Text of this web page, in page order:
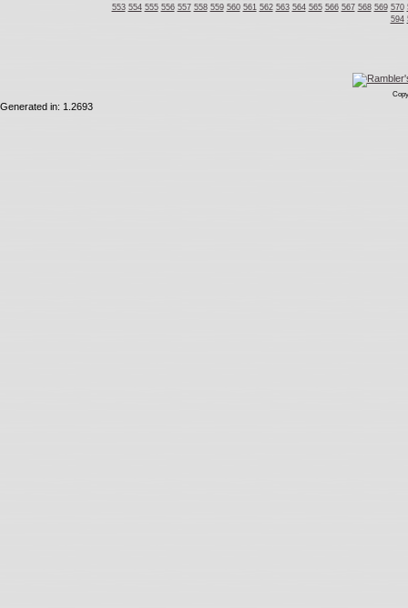
553 554 555 556 557 558 559 560 561 562 563 564 565 566 567 568 569 570
594
Generated in: 1.2693